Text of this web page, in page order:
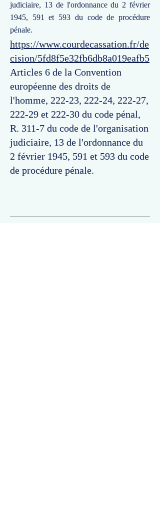
judiciaire, 13 de l'ordonnance du 2 février
1945, 591 et 593 du code de procédure
pénale.
https://www.courdecassation.fr/de
cision/5fd8f5e32fb6db8a019eafb5
Articles 6 de la Convention
européenne des droits de
l'homme, 222-23, 222-24, 222-27,
222-29 et 222-30 du code pénal,
R. 311-7 du code de l'organisation
judiciaire, 13 de l'ordonnance du
2 février 1945, 591 et 593 du code
de procédure pénale.